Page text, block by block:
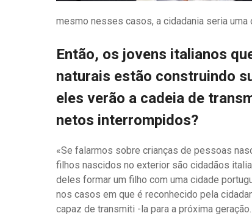
mesmo nesses casos, a cidadania seria
Então, os jovens italianos
naturais estão construindo
eles verão a cadeia de
netos interrompidos?
«Se falarmos sobre crianças de pessoas
filhos nascidos no exterior são cidadãos
deles formar um filho com uma cidade
nos casos em que é reconhecido pela
capaz de transmiti -la para a próxima